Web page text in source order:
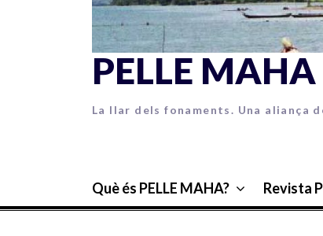
PELLE MAHA
La llar dels fonaments. Una aliança
Què és PELLE MAHA? Revista